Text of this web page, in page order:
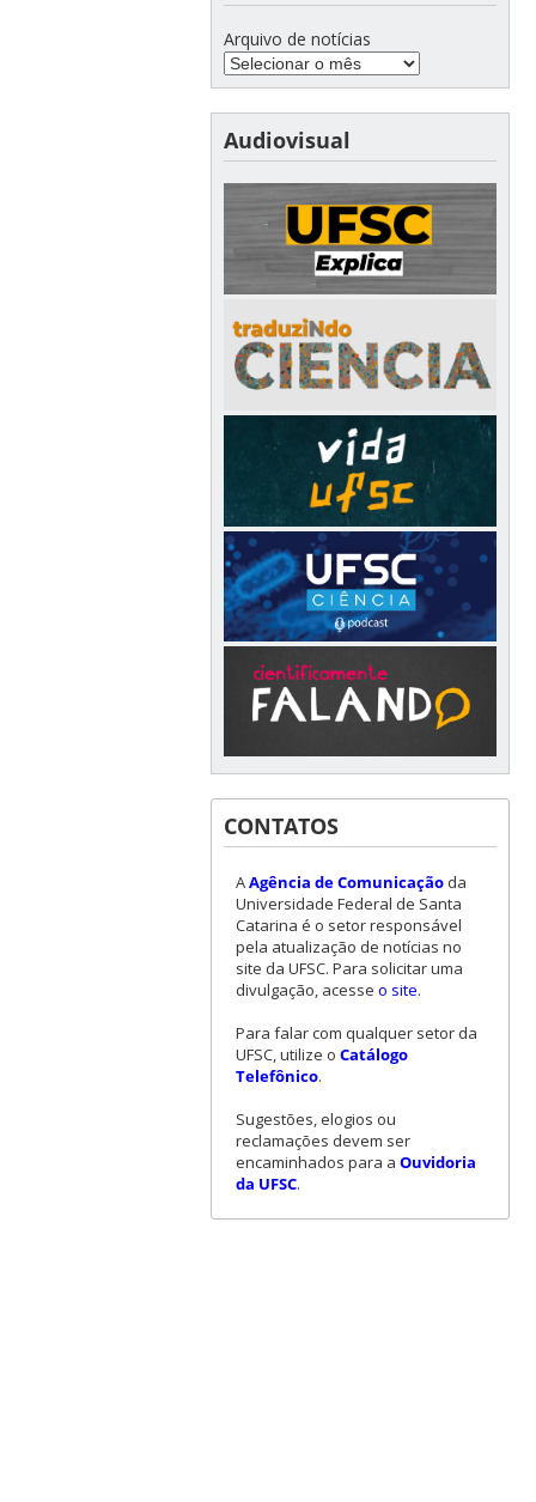
Arquivo de notícias
Audiovisual
CONTATOS
AAgência de Comunicaçãoda
Universidade Federal de Santa
Catarina é o setor responsável
pela atualização de notícias no
site da UFSC. Para solicitar uma
divulgação, acesse o site.
Para falar com qualquer setor da
UFSC, utilize o Catálogo
Telefônico.
Sugestões, elogios ou
reclamações devem ser
encaminhados para a Ouvidoria
da UFSC.